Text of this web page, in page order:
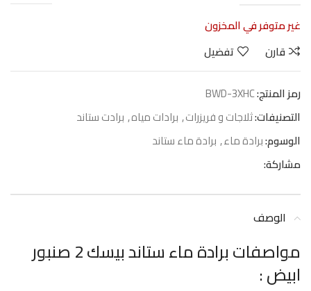
غير متوفر في المخزون
قارن
تفضيل
رمز المنتج:BWD-3XHC
التصنيفات:ثلاجات و فريزرات, برادات مياه, برادت ستاند
الوسوم:برادة ماء, برادة ماء ستاند
مشاركة:
الوصف
مواصفات برادة ماء ستاند بيسك 2 صنبور
ابيض :